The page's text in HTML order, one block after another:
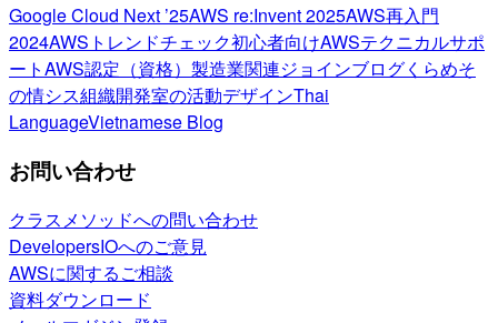
Google Cloud Next ’25AWS re:Invent 2025AWS再入門
2024AWSトレンドチェック初心者向けAWSテクニカルサポ
ートAWS認定（資格） 製造業関連ジョインブログくらめそ
の情シス組織開発室の活動デザインThai
LanguageVietnamese Blog
お問い合わせ
クラスメソッドへの問い合わせ
DevelopersIOへのご意見
AWSに関するご相談
資料ダウンロード